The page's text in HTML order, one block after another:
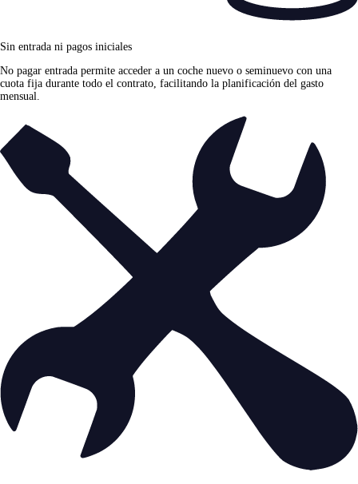
Sin entrada ni pagos iniciales
No pagar entrada permite acceder a un coche nuevo o seminuevo con una
cuota fija durante todo el contrato, facilitando la planificación del gasto
mensual.